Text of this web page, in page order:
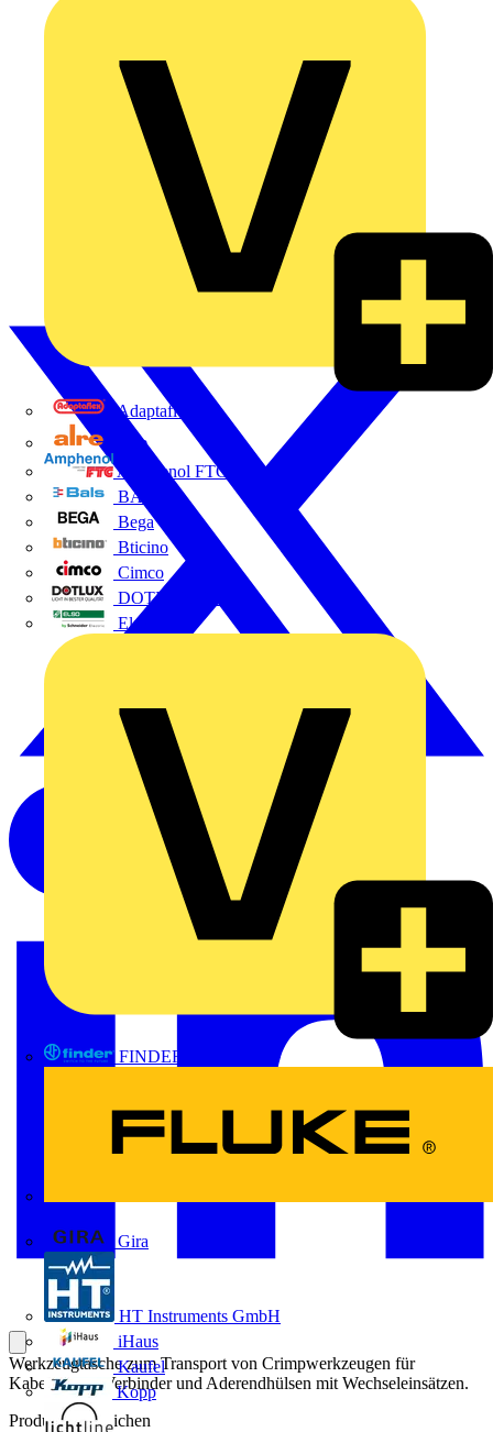
Adaptaflex
Alre
Amphenol FTG
BALS
Bega
Bticino
Cimco
DOTLUX GmbH
Elso
FINDER
Gira
HT Instruments GmbH
iHaus
Kaufel
Kopp
Werkzeugtasche zum Transport von Crimpwerkzeugen für
Kabelschuhe,Verbinder und Aderendhülsen mit Wechseleinsätzen.
Produktkennzeichen